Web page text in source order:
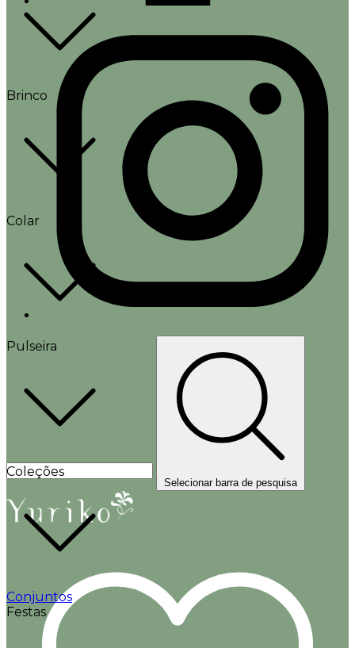
Brinco
Colar
Pulseira
Coleções
Conjuntos
Festas
Selecionar barra de pesquisa